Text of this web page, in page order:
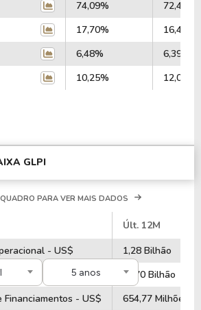
74,09%
72,48%
17,70%
16,47%
6,48%
6,39%
10,25% 12,03%
GLPI
5 anos
PARA VER MAIS DADOS
Últ. 12M
- US$
1,28 Bilhão
Investimentos - US$
-1,70 Bilhão
Financiamentos - US$
654,77 Milhões